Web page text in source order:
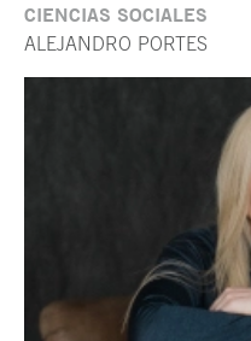
CIENCIAS SOCIALES
ALEJANDRO PORTES